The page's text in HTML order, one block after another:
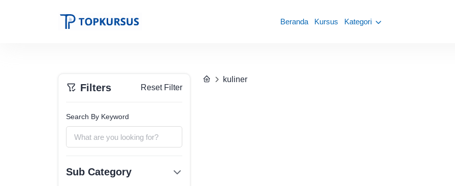
Beranda Kursus Kategori
Filters Reset Filter
Search By Keyword
Sub Category
kuliner